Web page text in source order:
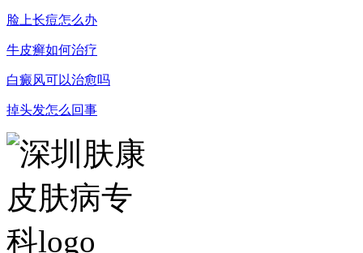
脸上长痘怎么办
牛皮癣如何治疗
白癜风可以治愈吗
掉头发怎么回事